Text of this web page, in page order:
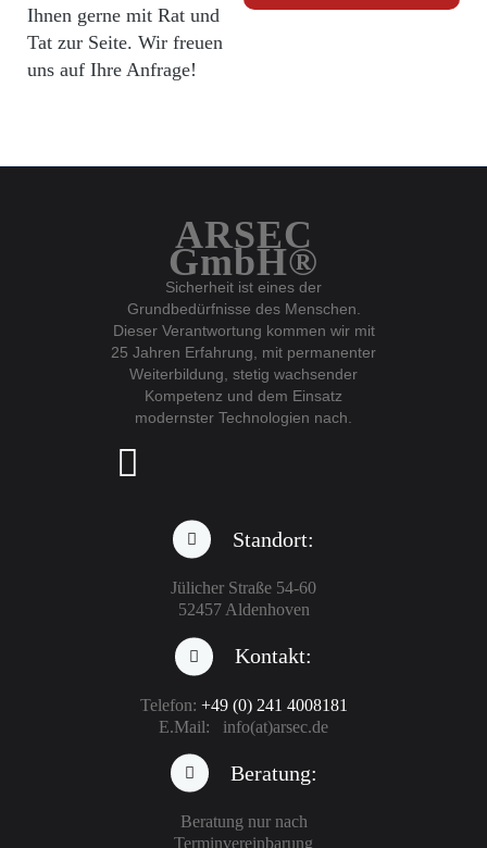
Ihnen gerne mit Rat und
Tat zur Seite. Wir freuen
uns auf Ihre Anfrage!
ARSEC
GmbH®
Sicherheit ist eines der
Grundbedürfnisse des Menschen.
Dieser Verantwortung kommen wir mit
25 Jahren Erfahrung, mit permanenter
Weiterbildung, stetig wachsender
Kompetenz und dem Einsatz
modernster Technologien nach.
Standort:
Jülicher Straße 54-60
52457 Aldenhoven
Kontakt:
Telefon: +49 (0) 241 4008181
E.Mail: info(at)arsec.de
Beratung:
Beratung nur nach
Terminvereinbarung